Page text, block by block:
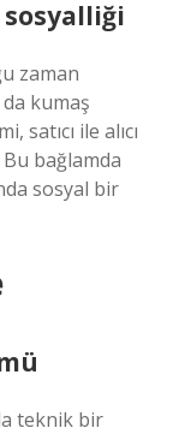
zaman
da kumaş
satıcı ile alıcı
bağlamda
sosyal bir
teknik bir